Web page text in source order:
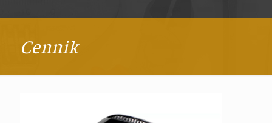
Cennik